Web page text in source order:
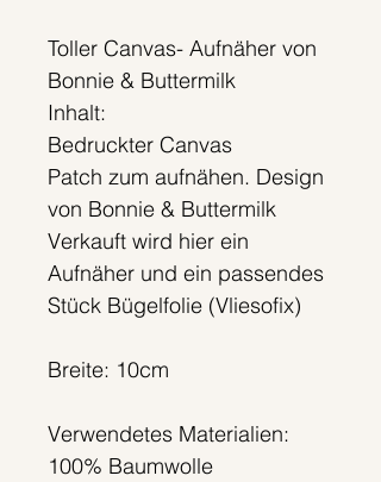
Toller Canvas- Aufnäher von
Bonnie & Buttermilk
Inhalt:
Bedruckter Canvas
Patch zum aufnähen. Design
von Bonnie & Buttermilk
Verkauft wird hier ein
Aufnäher und ein passendes
Stück Bügelfolie (Vliesofix)
Breite: 10cm
Verwendetes Materialien:
100% Baumwolle